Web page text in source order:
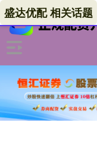
盛达优配 相关话题